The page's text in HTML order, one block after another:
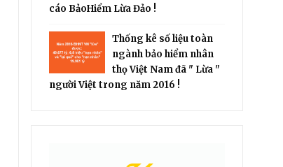
cáo BảoHiểm Lừa Đảo !
Thống kê số liệu toàn
ngành bảo hiểm nhân
thọ Việt Nam đã " Lừa "
người Việt trong năm 2016 !